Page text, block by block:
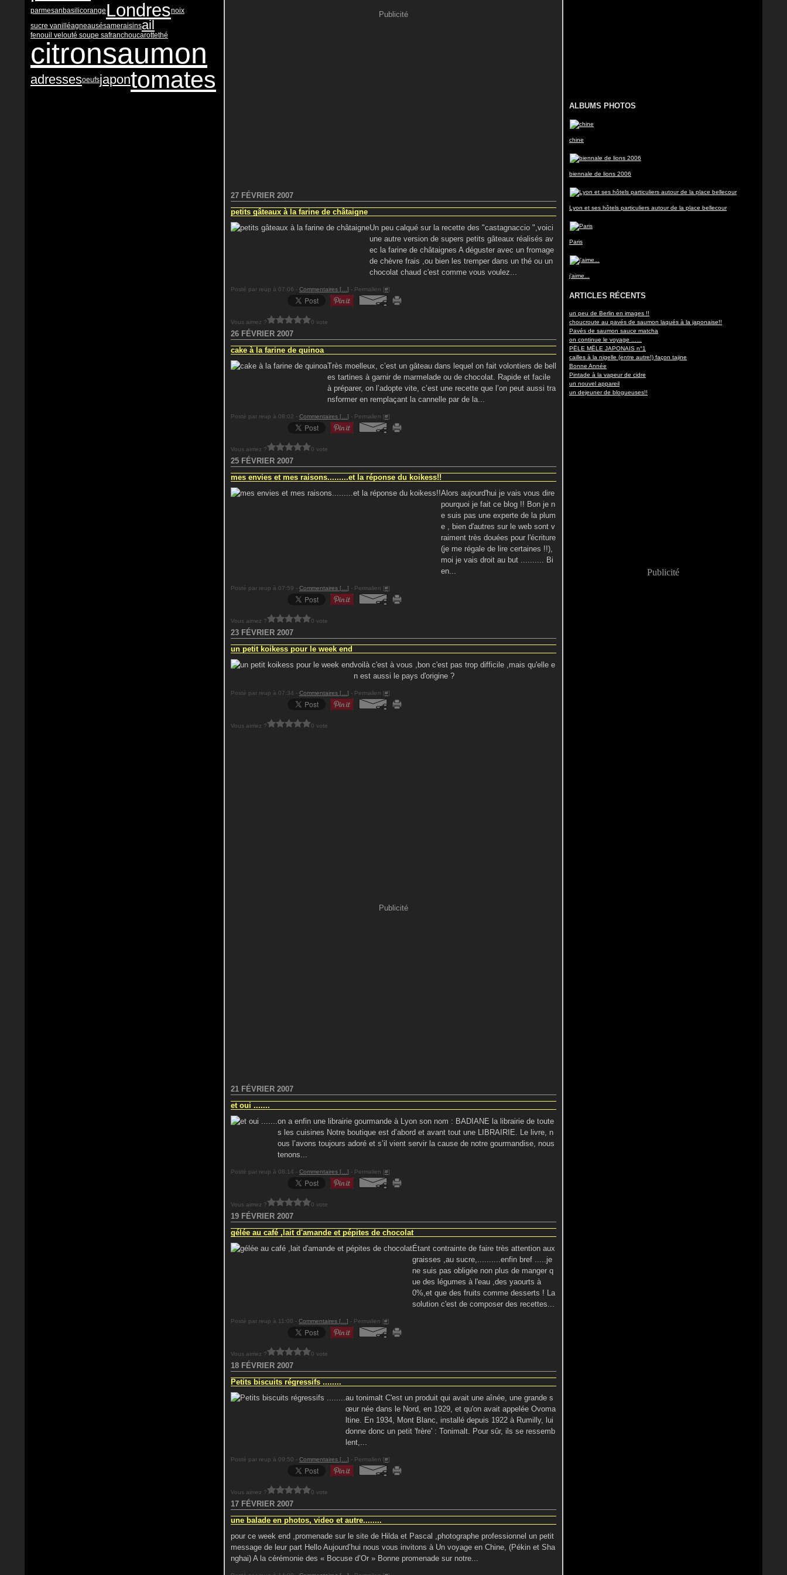
parmesanbasilicorange Londresnoix
sucre vanilléagneausésameraisinsail
fenouil velouté soupe safranchoucarottethé
citronsaumon
adressesoeufsjapontomates
Publicité
27 FÉVRIER 2007
petits gâteaux à la farine de châtaigne
Un peu calqué sur la recette des "castagnaccio ",voici
une autre version de supers petits gâteaux réalisés av
ec la farine de châtaignes A déguster avec un fromage
de chèvre frais ,ou bien les tremper dans un thé ou un
chocolat chaud c'est comme vous voulez...
Posté par reup à 07:06 - Commentaires [ ] - Permalien [#]
Vous aimez ? 0 vote
26 FÉVRIER 2007
cake à la farine de quinoa
Très moelleux, c’est un gâteau dans lequel on fait volontiers de bell
es tartines à garnir de marmelade ou de chocolat. Rapide et facile
à préparer, on l’adopte vite, c’est une recette que l’on peut aussi tra
nsformer en remplaçant la cannelle par de la...
Posté par reup à 08:02 - Commentaires [ ] - Permalien [#]
Vous aimez ? 0 vote
25 FÉVRIER 2007
mes envies et mes raisons.........et la réponse du koikess!!
Alors aujourd'hui je vais vous dire
pourquoi je fait ce blog !! Bon je n
e suis pas une experte de la plum
e , bien d'autres sur le web sont v
raiment très douées pour l'écriture
(je me régale de lire certaines !!),
moi je vais droit au but .......... Bi
en...
Posté par reup à 07:59 - Commentaires [ ] - Permalien [#]
Vous aimez ? 0 vote
23 FÉVRIER 2007
un petit koikess pour le week end
voilà c'est à vous ,bon c'est pas trop difficile ,mais qu'elle e
n est aussi le pays d'origine ?
Posté par reup à 07:34 - Commentaires [ ] - Permalien [#]
Vous aimez ? 0 vote
Publicité
21 FÉVRIER 2007
et oui .......
on a enfin une librairie gourmande à Lyon son nom : BADIANE la librairie de toute
s les cuisines Notre boutique est d’abord et avant tout une LIBRAIRIE. Le livre, n
ous l’avons toujours adoré et s’il vient servir la cause de notre gourmandise, nous
tenons...
Posté par reup à 08:14 - Commentaires [ ] - Permalien [#]
Vous aimez ? 0 vote
19 FÉVRIER 2007
gélée au café ,lait d'amande et pépites de chocolat
Étant contrainte de faire très attention aux
graisses ,au sucre,..........enfin bref .....je
ne suis pas obligée non plus de manger q
ue des légumes à l'eau ,des yaourts à
0%,et que des fruits comme desserts ! La
solution c'est de composer des recettes...
Posté par reup à 11:00 - Commentaires [ ] - Permalien [#]
Vous aimez ? 0 vote
18 FÉVRIER 2007
Petits biscuits régressifs ........
au tonimalt C'est un produit qui avait une aînée, une grande s
œur née dans le Nord, en 1929, et qu'on avait appelée Ovoma
ltine. En 1934, Mont Blanc, installé depuis 1922 à Rumilly, lui
donne donc un petit 'frère' : Tonimalt. Pour sûr, ils se ressemb
lent,...
Posté par reup à 09:50 - Commentaires [ ] - Permalien [#]
Vous aimez ? 0 vote
17 FÉVRIER 2007
une balade en photos, video et autre........
pour ce week end ,promenade sur le site de Hilda et Pascal ,photographe professionnel un petit
message de leur part Hello Aujourd’hui nous vous invitons à Un voyage en Chine, (Pékin et Sha
nghai) A la cérémonie des « Bocuse d’Or » Bonne promenade sur notre...
ALBUMS PHOTOS
chine
biennale de lions 2006
Lyon et ses hôtels particuliers autour de la place bellecour
Paris
j'aime...
ARTICLES RÉCENTS
un peu de Berlin en images !!
choucroute au pavés de saumon laqués à la japonaise!!
Pavés de saumon sauce matcha
on continue le voyage ......
PËLE MËLE JAPONAIS n°1
cailles à la nigelle (entre autre!) façon tajine
Bonne Année
Pintade à la vapeur de cidre
un nouvel appareil
un dejeuner de blogueuses!!
Publicité